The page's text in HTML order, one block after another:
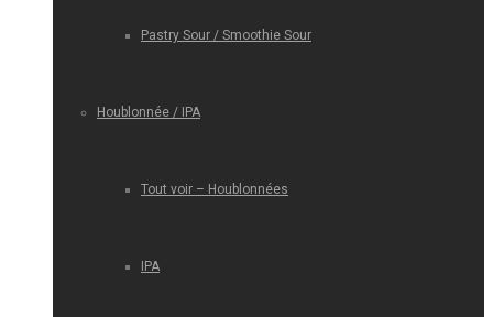
Pastry Sour / Smoothie Sour
Houblonnée / IPA
Tout voir – Houblonnées
IPA